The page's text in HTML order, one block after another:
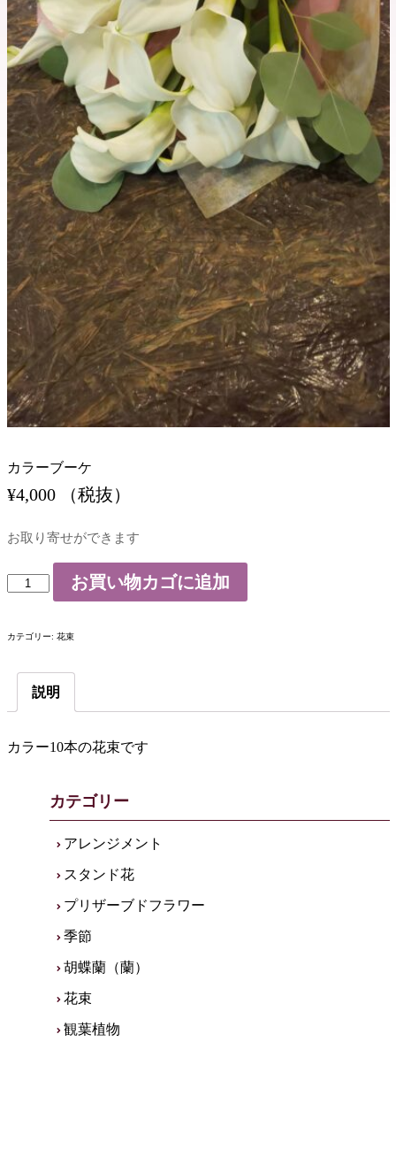
カラーブーケ
¥4,000 （税抜）
お取り寄せができます
ー
ー
お買い物カゴに追加
カテゴリー: 花束
説明
カラー10本の花束です
カテゴリー
アレンジメント
スタンド花
プリザーブドフラワー
季節
胡蝶蘭（蘭）
花束
観葉植物